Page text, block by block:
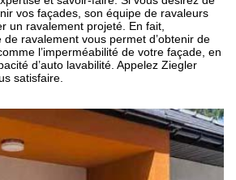
vos façades, son équipe de ravaleurs
un ravalement projeté. En fait,
de ravalement vous permet d’obtenir de
l’imperméabilité de votre façade, en
d’auto lavabilité. Appelez Ziegler
satisfaire.